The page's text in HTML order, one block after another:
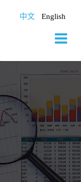
中文 English